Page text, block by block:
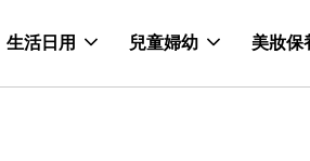
生活日用 兒童婦幼 美妝保